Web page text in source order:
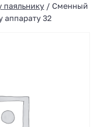
паяльнику/ Сменный
аппарату 32